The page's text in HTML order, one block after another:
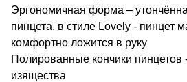
Эргономичная форма –
пинцета, в стиле Lovely - пинцет
комфортно ложится в руку
Полированные кончики пинцетов
изящества